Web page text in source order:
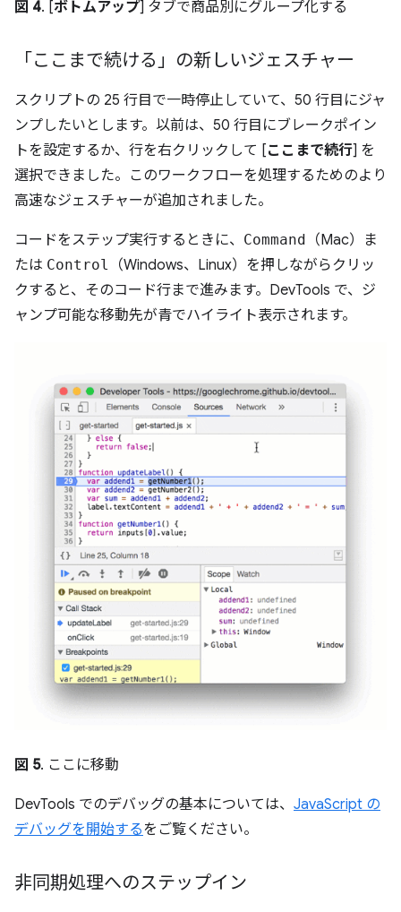
図 4. [ボトムアップ] タブで商品別にグループ化する
「ここまで続ける」の新しいジェスチャー
スクリプトの 25 行目で一時停止していて、50 行目にジャ
ンプしたいとします。以前は、50 行目にブレークポイン
トを設定するか、行を右クリックして [ここまで続行] を
選択できました。このワークフローを処理するためのより
高速なジェスチャーが追加されました。
コードをステップ実行するときに、 Command （Mac）ま
たは Control
（Windows、Linux）を押しながらクリッ
クすると、そのコード行まで進みます。DevTools で、ジ
ャンプ可能な移動先が青でハイライト表示されます。
図 5. ここに移動
DevTools でのデバッグの基本については、 JavaScript の
デバッグを開始するをご覧ください。
非同期処理へのステップイン